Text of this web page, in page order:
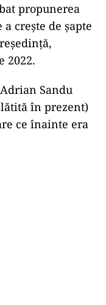
propunerea
crește de șapte
2022.
Sandu
în prezent)
ce înainte era